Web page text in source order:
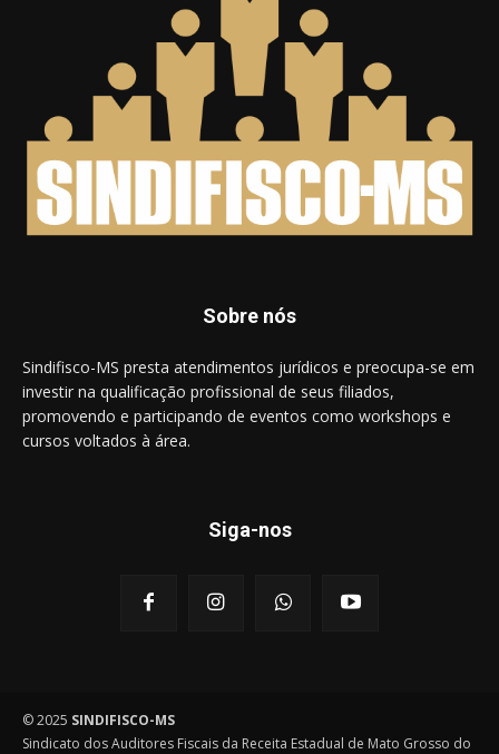
Sobre nós
Sindifisco-MS presta atendimentos jurídicos e preocupa-se em
investir na qualificação profissional de seus filiados,
promovendo e participando de eventos como workshops e
cursos voltados à área.
Siga-nos
© 2025 SINDIFISCO-MS
Sindicato dos Auditores Fiscais da Receita Estadual de Mato Grosso do